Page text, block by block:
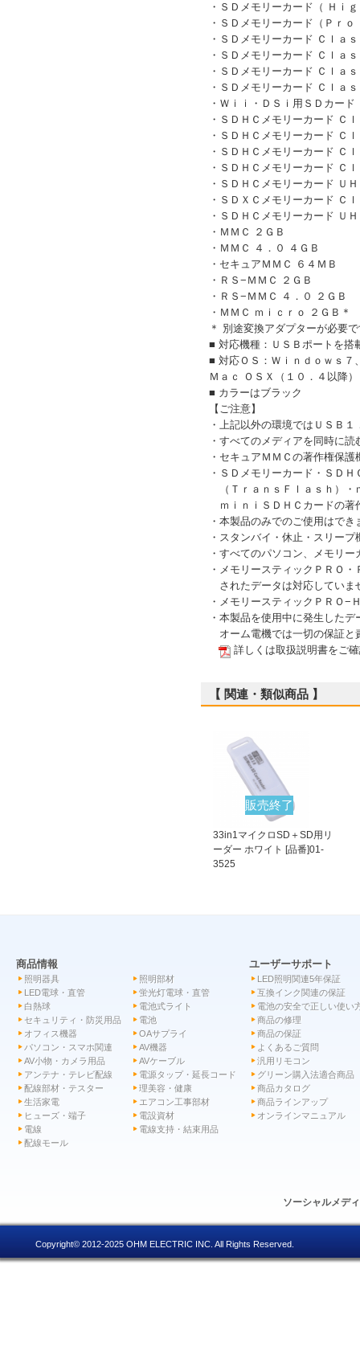
・ＳＤメモリーカード（ Ｈｉ
・ＳＤメモリーカード（Ｐｒ
・ＳＤメモリーカード Ｃｌａ
・ＳＤメモリーカード Ｃｌａ
・ＳＤメモリーカード Ｃｌａ
・ＳＤメモリーカード Ｃｌａ
・Ｗｉｉ・ＤＳｉ用ＳＤカード
・ＳＤＨＣメモリーカード Ｃ
・ＳＤＨＣメモリーカード Ｃ
・ＳＤＨＣメモリーカード Ｃ
・ＳＤＨＣメモリーカード Ｃ
・ＳＤＨＣメモリーカード Ｕ
・ＳＤＸＣメモリーカード Ｃ
・ＳＤＨＣメモリーカード Ｕ
・ＭＭＣ ２ＧＢ
・ＭＭＣ ４．０ ４ＧＢ
・セキュアＭＭＣ ６４ＭＢ
・ＲＳ−ＭＭＣ ２ＧＢ
・ＲＳ−ＭＭＣ ４．０ ２ＧＢ
・ＭＭＣ ｍｉｃｒｏ ２ＧＢ＊
＊ 別途変換アダプターが必要
■ 対応機種：ＵＳＢポートを搭
■ 対応ＯＳ：Ｗｉｎｄｏｗｓ７
Ｍａｃ ＯＳＸ（１０．４以降）
■ カラーはブラック
【ご注意】
・上記以外の環境ではＵＳＢ
・すべてのメディアを同時に
・セキュアＭＭＣの著作権保
・ＳＤメモリーカード・ＳＤ
（ＴｒａｎｓＦｌａｓｈ）・
ｍｉｎｉＳＤＨＣカードの著
・本製品のみでのご使用はでき
・スタンバイ・休止・スリー
・すべてのパソコン、メモリ
・メモリースティックＰＲＯ
されたデータは対応していま
・メモリースティックＰＲＯ−
・本製品を使用中に発生した
オーム電機では一切の保証と
詳しくは取扱説明書をご
【 関連・類似商品 】
販売終了
33in1マイクロSD＋SD用リ
ーダー ホワイト [品番]01-
3525
商品情報
照明器具
照明部材
LED電球・直管
蛍光灯電球・直管
白熱球
電池式ライト
セキュリティ・防災用品
電池
オフィス機器
OAサプライ
パソコン・スマホ関連
AV機器
AV小物・カメラ用品
AVケーブル
アンテナ・テレビ配線
電源タップ・延長コード
配線部材・テスター
理美容・健康
生活家電
エアコン工事部材
ヒューズ・端子
電設資材
電線
電線支持・結束用品
配線モール
ユーザーサポート
LED照明関連5年保証
互換インク関連の保証
電池の安全で正しい使い
商品の修理
商品の保証
よくあるご質問
汎用リモコン
グリーン購入法適合商品
商品カタログ
商品ラインアップ
オンラインマニュアル
ソーシャルメデ
Copyright© 2012-2025 OHM ELECTRIC INC. All Rights Reserved.